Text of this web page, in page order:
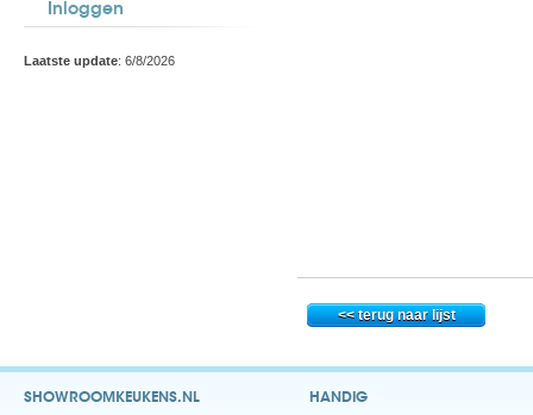
Inloggen
Laatste update: 6/8/2026
SHOWROOMKEUKENS.NL HANDIG